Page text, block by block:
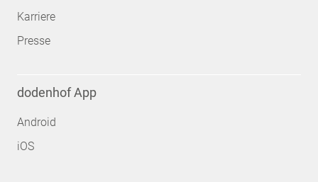
Karriere
Presse
dodenhof App
Android
iOS